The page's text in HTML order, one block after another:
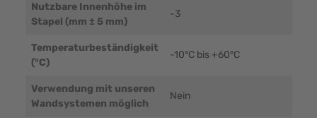
Nutzbare Innenhöhe im
Stapel (mm ± 5 mm)
-3
Temperaturbeständigkeit
(°C)
-10°C bis +60°C
Verwendung mit unseren
Wandsystemen möglich
Nein